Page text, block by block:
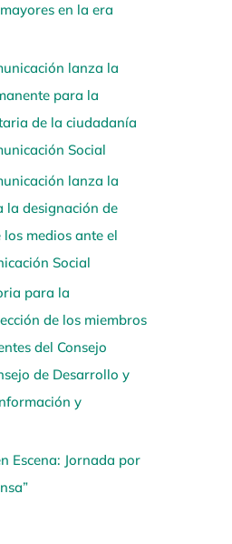
en la era
lanza la
para la
de la ciudadanía
Social
lanza la
la designación de
medios ante el
Social
para la
de los miembros
del Consejo
de Desarrollo y
y
Escena: Jornada por